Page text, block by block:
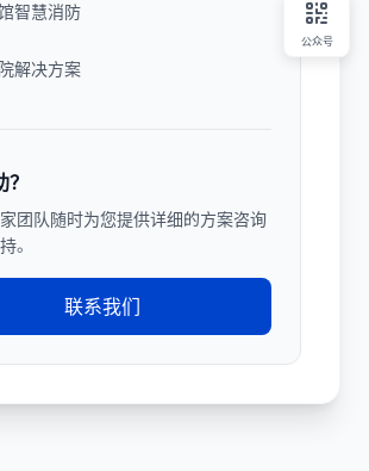
智慧消防
解决方案
团队随时为您提供详细的方案咨询
。
联系我们
公众号